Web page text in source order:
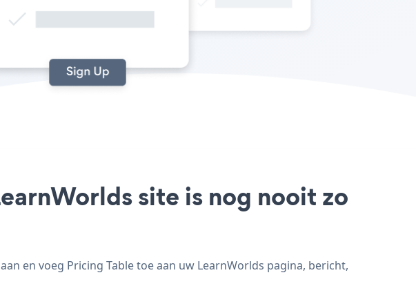
site is nog nooit zo
en voeg Pricing Table toe aan uw LearnWorlds pagina, bericht,